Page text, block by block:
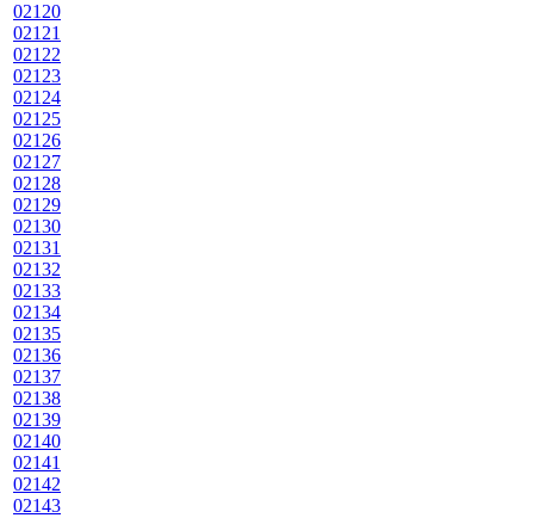
02120
02121
02122
02123
02124
02125
02126
02127
02128
02129
02130
02131
02132
02133
02134
02135
02136
02137
02138
02139
02140
02141
02142
02143